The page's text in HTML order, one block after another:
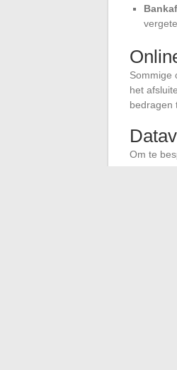
Sommige
het
bedragen
Om te